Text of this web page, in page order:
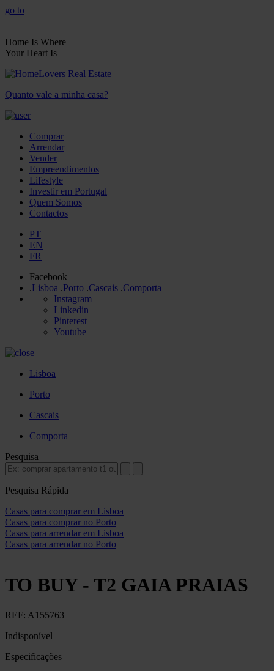
go to
Home Is Where
Your Heart Is
Quanto vale a minha casa?
Comprar
Arrendar
Vender
Empreendimentos
Lifestyle
Investir em Portugal
Quem Somos
Contactos
PT
EN
FR
Facebook
.Lisboa .Porto .Cascais .Comporta
Instagram
Linkedin
Pinterest
Youtube
Lisboa
Porto
Cascais
Comporta
Pesquisa
Pesquisa Rápida
Casas para comprar em Lisboa
Casas para comprar no Porto
Casas para arrendar em Lisboa
Casas para arrendar no Porto
TO BUY - T2 GAIA PRAIAS
REF: A155763
Indisponível
Especificações